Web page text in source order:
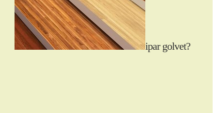
ipar golvet?